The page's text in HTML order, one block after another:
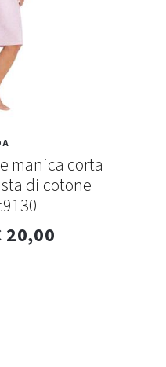
manica corta
di cotone
20,00